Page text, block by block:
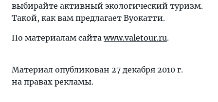
выбирайте активный экологический туризм.
Такой, как вам предлагает Вуокатти.
По материалам сайта www.valetour.ru.
Материал опубликован 27 декабря 2010 г.
на правах рекламы.